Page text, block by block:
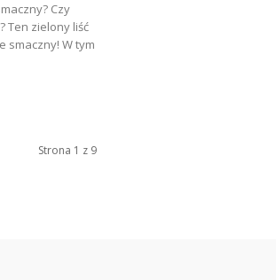
Czy
Ten zielony liść
smaczny! W tym
Strona 1 z 9